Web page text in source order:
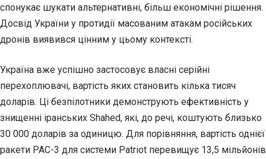
спонукає шукати альтернативні, більш економічні рішення.
Досвід України у протидії масованим атакам російських
дронів виявився цінним у цьому контексті.
Україна вже успішно застосовує власні серійні
перехоплювачі, вартість яких становить кілька тисяч
доларів. Ці безпілотники демонструють ефективність у
знищенні іранських Shahed, які, до речі, коштують близько
30 000 доларів за одиницю. Для порівняння, вартість однієї
ракети PAC-3 для системи Patriot перевищує 13,5 мільйонів